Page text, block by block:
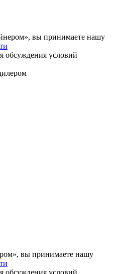
вы принимаете нашу
обсуждения условий
вы принимаете нашу
обсуждения условий